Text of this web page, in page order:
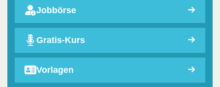
Jobbörse
Gratis-Kurs
Vorlagen